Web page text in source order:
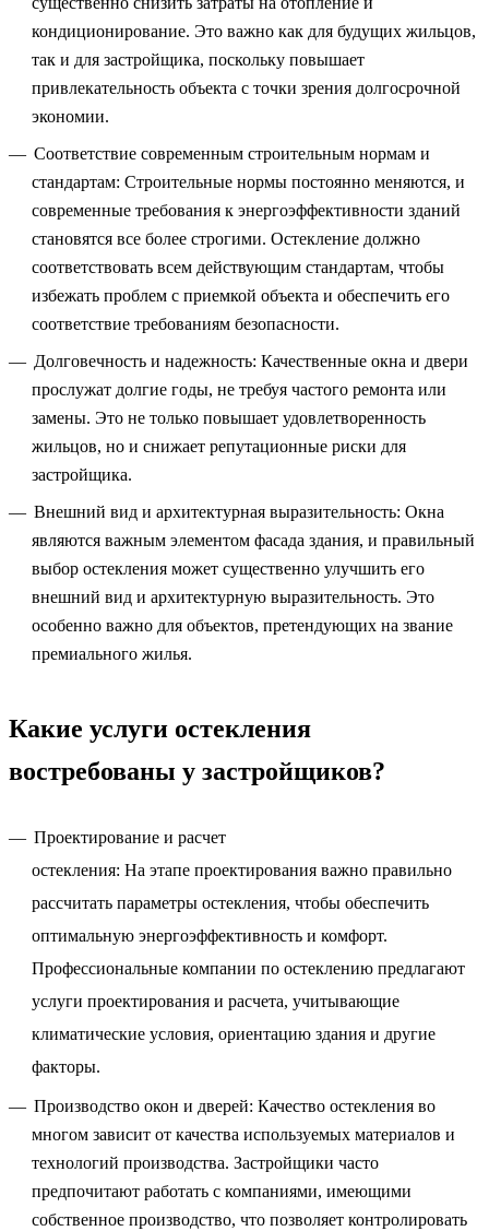
кондиционирование. Это важно как для будущих жильцов,
так и для застройщика, поскольку повышает
привлекательность объекта с точки зрения долгосрочной
экономии.
Соответствие современным строительным нормам и
стандартам: Строительные нормы постоянно меняются, и
современные требования к энергоэффективности зданий
становятся все более строгими. Остекление должно
соответствовать всем действующим стандартам, чтобы
избежать проблем с приемкой объекта и обеспечить его
соответствие требованиям безопасности.
Долговечность и надежность: Качественные окна и двери
прослужат долгие годы, не требуя частого ремонта или
замены. Это не только повышает удовлетворенность
жильцов, но и снижает репутационные риски для
застройщика.
Внешний вид и архитектурная выразительность: Окна
являются важным элементом фасада здания, и правильный
выбор остекления может существенно улучшить его
внешний вид и архитектурную выразительность. Это
особенно важно для объектов, претендующих на звание
премиального жилья.
Какие услуги остекления
востребованы у застройщиков?
Проектирование и расчет
остекления: На этапе проектирования важно правильно
рассчитать параметры остекления, чтобы обеспечить
оптимальную энергоэффективность и комфорт.
Профессиональные компании по остеклению предлагают
услуги проектирования и расчета, учитывающие
климатические условия, ориентацию здания и другие
факторы.
Производство окон и дверей: Качество остекления во
многом зависит от качества используемых материалов и
технологий производства. Застройщики часто
предпочитают работать с компаниями, имеющими
собственное производство, что позволяет контролировать